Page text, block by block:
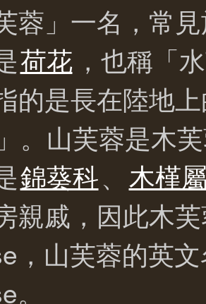
蓉」一名，常
荷花 ，也稱「
的是長在陸地
」。山芙蓉是木
錦葵科、 木槿
親戚，因此木
，山芙蓉的英